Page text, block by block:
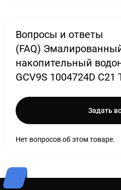
Вопросы и ответы
(FAQ)
накопительный
GCV9S 1004724D C21
Задать
Нет вопросов об этом товаре.